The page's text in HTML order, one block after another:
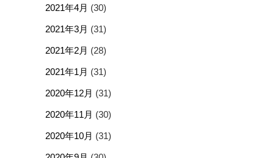
2021年4月 (30)
2021年3月 (31)
2021年2月 (28)
2021年1月 (31)
2020年12月 (31)
2020年11月 (30)
2020年10月 (31)